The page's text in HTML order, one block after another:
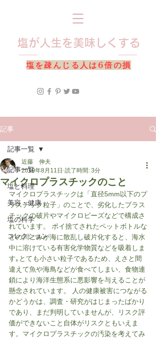
​塩を疎んじる人は6倍の損
​塩が人生を美味しくする
記事
記事一覧
塩と料理
美容・健康
塩の科学
コレクション
記事一覧
マイクロプラスチックのこと
近藤 伸夫
2019年8月11日 読了時間: 3分
マイクロプラスチックは「直径5mm以下のプ
ラスチック粒子」のことで、劣化したプラス
チックの破片やマイクロビーズなどで構成さ
れています。 ポイ捨てされたペットボトルな
どの川ごみが海に散乱し破片化すると、海水
中に溶けている有害化学物質などを吸着しま
す｡とても小さい粒子であるため、えさと間
違えて魚や海鳥などが食べてしまい、食物連
鎖により海洋生態系に悪影響を与えることが
懸念されています。 人の健康被害につながる
かどうかは、調査・研究がはじまったばかり
であり、まだ判明していませんが、リスク評
価ができないこと自体がリスクともいえま
す。マイクロプラスチックの汚染を考えてみ